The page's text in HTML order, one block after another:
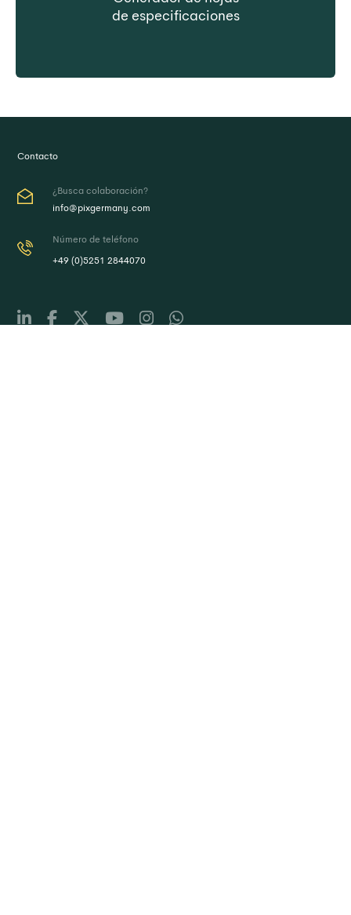
de especificaciones
bajo demanda
Contacto
¿Busca colaboración?
info@pixgermany.com
Número de teléfono
+49 (0)5251 2844070